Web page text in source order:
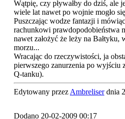
Wątpię, czy pływałby do dziś, ale
wiele lat nawet po wojnie mogło
Puszczając wodze fantazji i
rachunkowi prawdopodobieństwa
nawet założyć że leży na Bałtyku,
morzu...
Wracając do rzeczywistości, ja
pierwszego zanurzenia po wyjściu
Q-tanku).
Edytowany przez Ambreliserdnia
Dodano 20-02-2009 00:17